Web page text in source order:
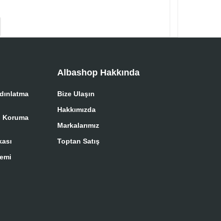
Koruma
Albashop Hakkında
Bize Ulaşın
Hakkımızda
Markalarımız
Toptan Satış